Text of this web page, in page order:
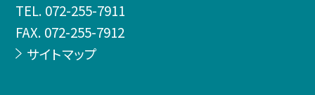
TEL. 072-255-7911
FAX. 072-255-7912
サイトマップ